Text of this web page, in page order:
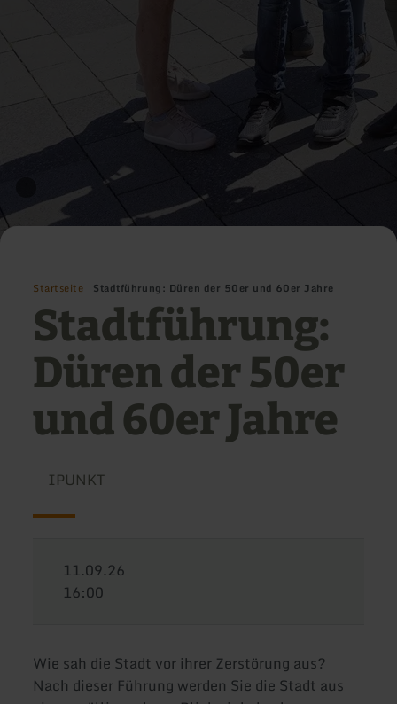
Startseite Stadtführung: Düren der 50er und 60er Jahre
Stadtführung:
Düren der 50er
und 60er Jahre
IPUNKT
11.09.26
16:00
Wie sah die Stadt vor ihrer Zerstörung aus?
Nach dieser Führung werden Sie die Stadt aus